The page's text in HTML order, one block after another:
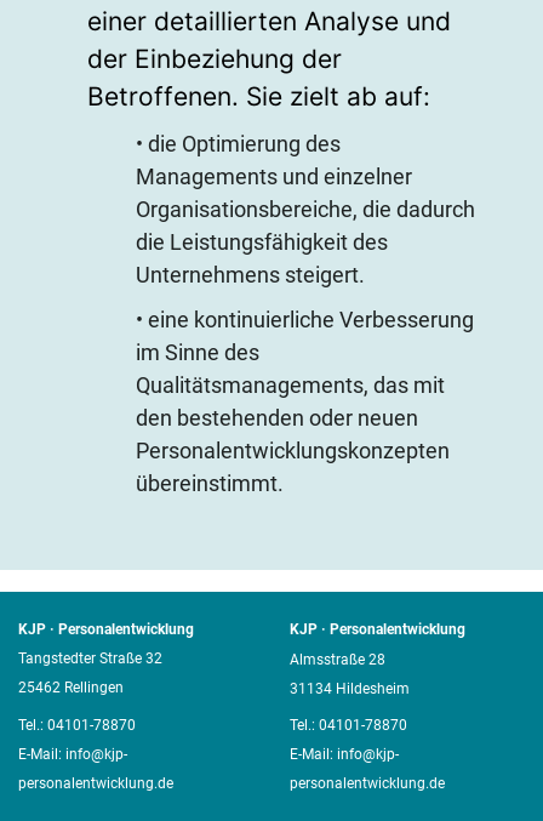
einer detaillierten Analyse und
der Einbeziehung der
Betroffenen. Sie zielt ab auf:
• die Optimierung des
Managements und einzelner
Organisationsbereiche, die dadurch
die Leistungsfähigkeit des
Unternehmens steigert.
• eine kontinuierliche Verbesserung
im Sinne des
Qualitätsmanagements, das mit
den bestehenden oder neuen
Personalentwicklungskonzepten
übereinstimmt.
KJP · Personalentwicklung
Tangstedter Straße 32
25462 Rellingen
Tel.: 04101-78870
E-Mail: info@kjp-
personalentwicklung.de
KJP · Personalentwicklung
Almsstraße 28
31134 Hildesheim
Tel.: 04101-78870
E-Mail: info@kjp-
personalentwicklung.de